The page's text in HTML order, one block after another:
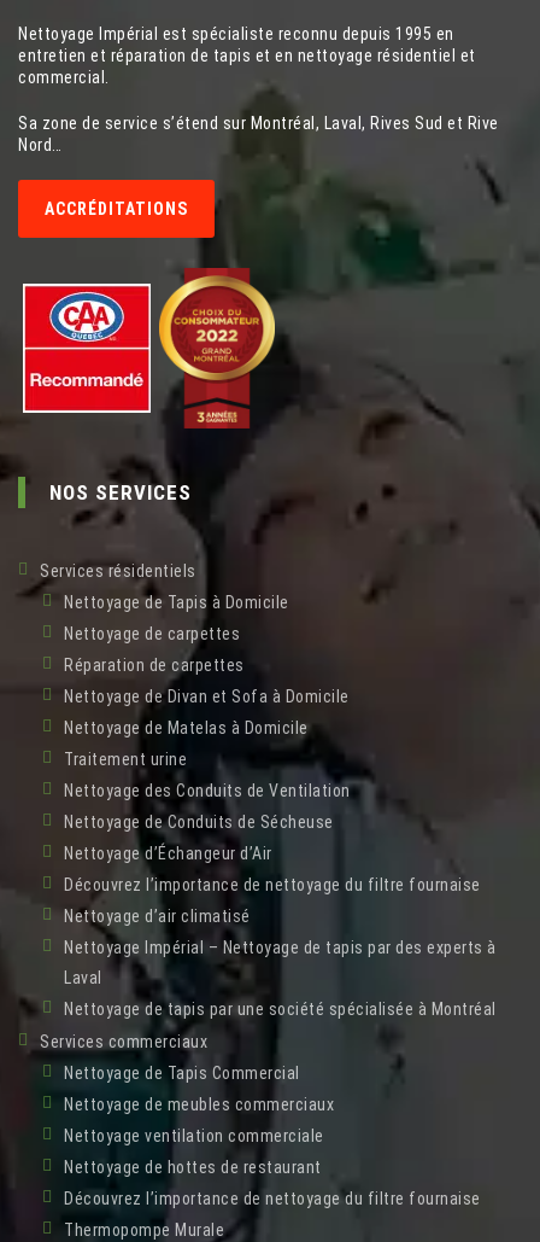
Nettoyage Impérial est spécialiste reconnu depuis 1995 en
entretien et réparation de tapis et en nettoyage résidentiel et
commercial.
Sa zone de service s’étend sur Montréal, Laval, Rives Sud et Rive
Nord…
ACCRÉDITATIONS
NOS SERVICES
Services résidentiels
Nettoyage de Tapis à Domicile
Nettoyage de carpettes
Réparation de carpettes
Nettoyage de Divan et Sofa à Domicile
Nettoyage de Matelas à Domicile
Traitement urine
Nettoyage des Conduits de Ventilation
Nettoyage de Conduits de Sécheuse
Nettoyage d’Échangeur d’Air
Découvrez l’importance de nettoyage du filtre fournaise
Nettoyage d’air climatisé
Nettoyage Impérial – Nettoyage de tapis par des experts à
Laval
Nettoyage de tapis par une société spécialisée à Montréal
Services commerciaux
Nettoyage de Tapis Commercial
Nettoyage de meubles commerciaux
Nettoyage ventilation commerciale
Nettoyage de hottes de restaurant
Découvrez l’importance de nettoyage du filtre fournaise
Thermopompe Murale